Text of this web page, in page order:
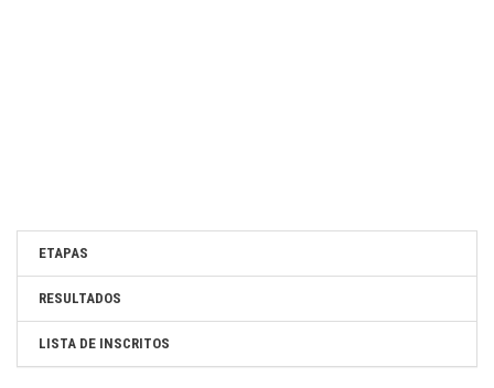
ETAPAS
RESULTADOS
LISTA DE INSCRITOS